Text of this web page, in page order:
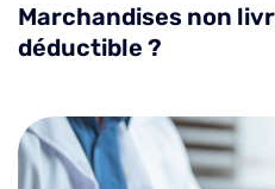
Marchandises non
déductible ?